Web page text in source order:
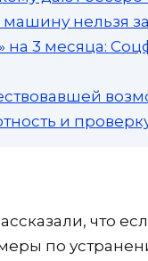
нельзя
на 3 месяца:
и
что
по